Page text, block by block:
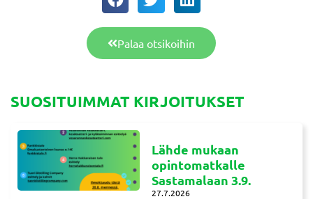
Palaa otsikoihin
SUOSITUIMMAT KIRJOITUKSET
Lähde mukaan
opintomatkalle
Sastamalaan 3.9.
27.7.2026